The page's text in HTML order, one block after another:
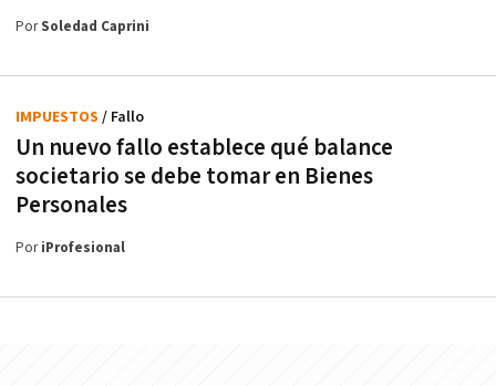
PorSoledad Caprini
Un nuevo fallo establece qué balance
societario se debe tomar en Bienes
Personales
IMPUESTOS / Fallo
PoriProfesional